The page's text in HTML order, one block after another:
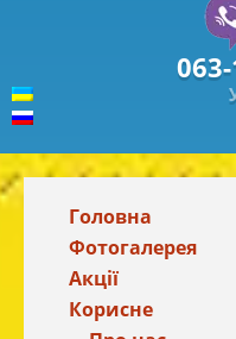
Головна
Фотогалерея
Акції
Корисне